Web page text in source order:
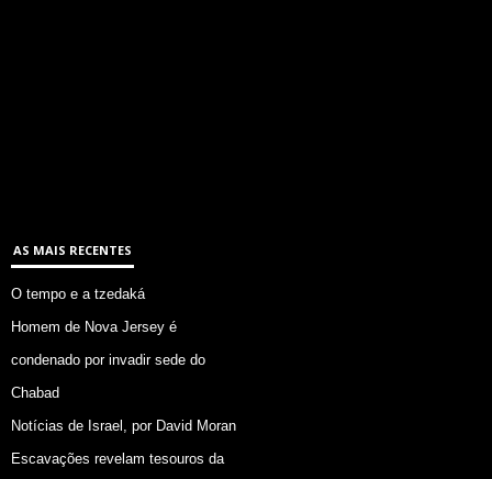
AS MAIS RECENTES
O tempo e a tzedaká
Homem de Nova Jersey é
condenado por invadir sede do
Chabad
Notícias de Israel, por David Moran
Escavações revelam tesouros da